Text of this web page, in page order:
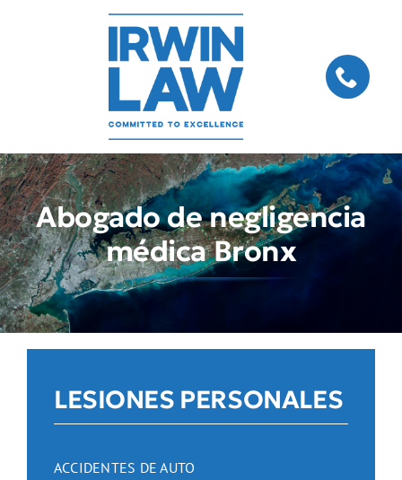
Abogado de negligencia
médica Bronx
LESIONES PERSONALES
ACCIDENTES DE AUTO